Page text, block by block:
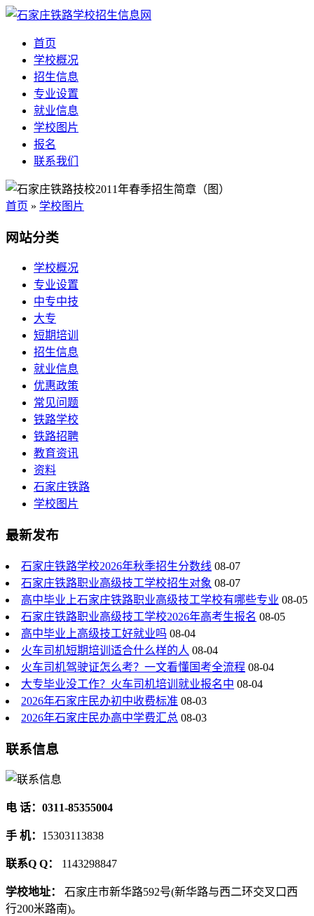
首页
学校概况
招生信息
专业设置
就业信息
学校图片
报名
联系我们
首页 » 学校图片
网站分类
学校概况
专业设置
中专中技
大专
短期培训
招生信息
就业信息
优惠政策
常见问题
铁路学校
铁路招聘
教育资讯
资料
石家庄铁路
学校图片
最新发布
石家庄铁路学校2026年秋季招生分数线 08-07
石家庄铁路职业高级技工学校招生对象 08-07
高中毕业上石家庄铁路职业高级技工学校有哪些专业 08-05
石家庄铁路职业高级技工学校2026年高考生报名 08-05
高中毕业上高级技工好就业吗 08-04
火车司机短期培训适合什么样的人 08-04
火车司机驾驶证怎么考？一文看懂国考全流程 08-04
大专毕业没工作？火车司机培训就业报名中 08-04
2026年石家庄民办初中收费标准 08-03
2026年石家庄民办高中学费汇总 08-03
联系信息
电 话：0311-85355004
手 机： 15303113838
联系Q Q： 1143298847
学校地址： 石家庄市新华路592号(新华路与西二环交叉口西
行200米路南)。